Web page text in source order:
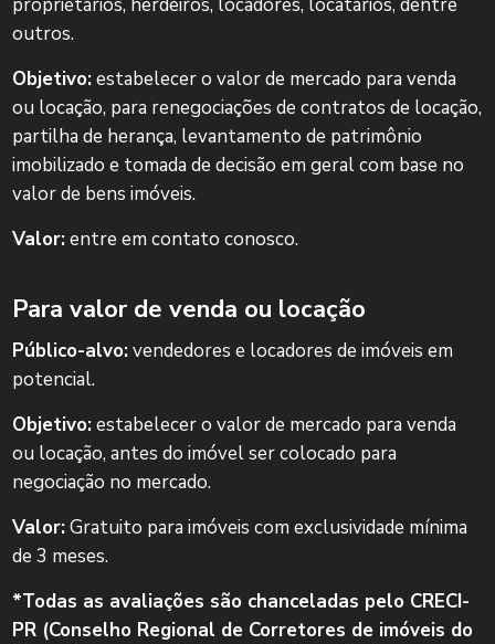
outros.
Objetivo:estabelecer o valor de mercado para venda
ou locação, para renegociações de contratos de locação,
partilha de herança, levantamento de patrimônio
imobilizado e tomada de decisão em geral com base no
valor de bens imóveis.
Valor:entre em contato conosco.
Para valor de venda ou locação
Público-alvo:vendedores e locadores de imóveis em
potencial.
Objetivo:estabelecer o valor de mercado para venda
ou locação, antes do imóvel ser colocado para
negociação no mercado.
Valor:Gratuito para imóveis com exclusividade mínima
de 3 meses.
*Todas as avaliações são chanceladas pelo CRECI-
PR (Conselho Regional de Corretores de imóveis do